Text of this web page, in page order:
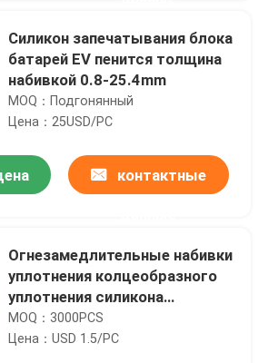
Силикон запечатывания блока
батарей EV пенится толщина
набивкой 0.8-25.4mm
MOQ：Подгонянный
Цена：25USD/PC
контактные
Огнезамедлительные набивки
уплотнения колцеобразного
уплотнения силикона
автозапчастей запечатывания
блока батарей
MOQ：3000PCS
Цена：USD 1.5/PC